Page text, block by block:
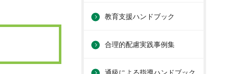
教育支援ハンドブック
合理的配慮実践事例集